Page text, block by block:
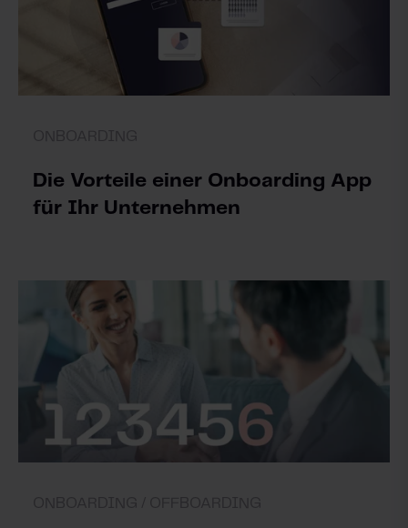
Die Vorteile einer Onboarding App
für Ihr Unternehmen